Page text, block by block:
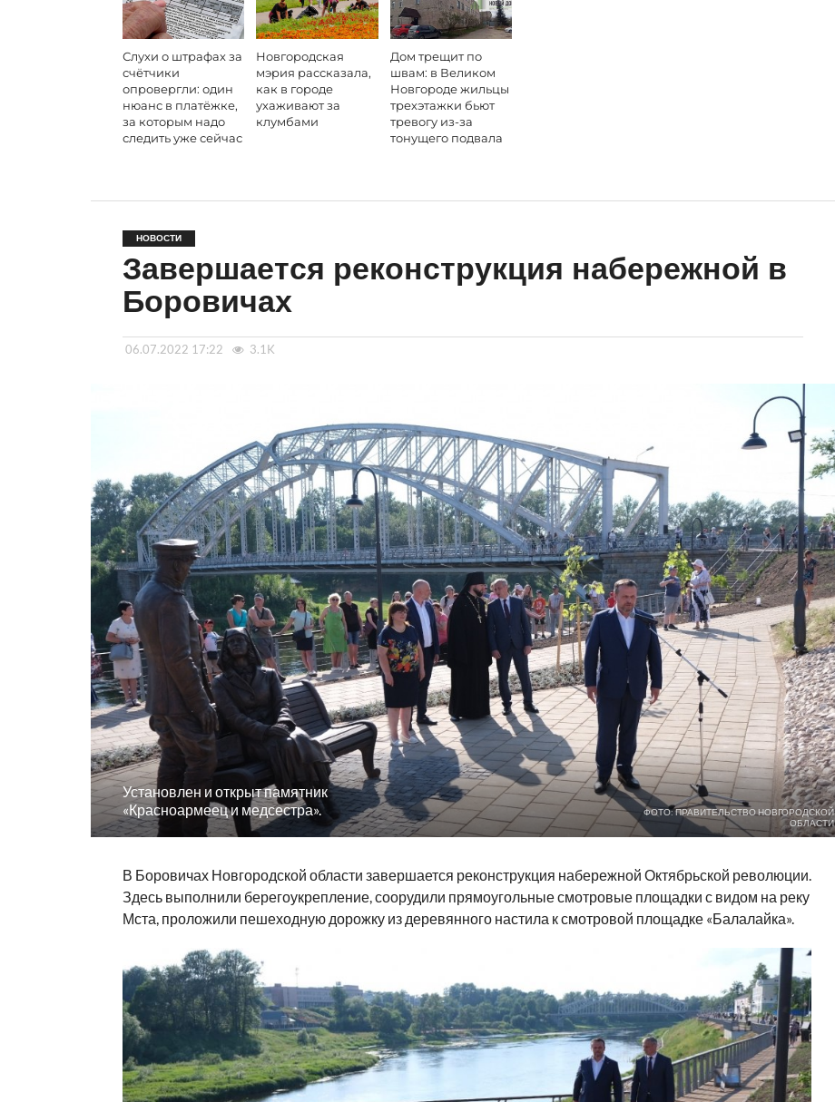
Слухи о штрафах за
счётчики
опровергли: один
нюанс в платёжке,
за которым надо
следить уже сейчас
Новгородская
мэрия рассказала,
как в городе
ухаживают за
клумбами
Дом трещит по
швам: в Великом
Новгороде жильцы
трехэтажки бьют
тревогу из-за
тонущего подвала
НОВОСТИ
Завершается реконструкция набережной в
Боровичах
06.07.2022 17:22 3.1K
Установлен и открыт памятник
«Красноармеец и медсестра».
ФОТО: ПРАВИТЕЛЬСТВО НОВГОРОДСКОЙ
ОБЛАСТИ
В Боровичах Новгородской области завершается реконструкция набережной Октябрьской революции.
Здесь выполнили берегоукрепление, соорудили прямоугольные смотровые площадки с видом на реку
Мста, проложили пешеходную дорожку из деревянного настила к смотровой площадке «Балалайка».